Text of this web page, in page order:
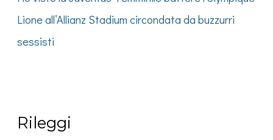
Lione all’Allianz Stadium circondata da buzzurri
sessisti
Rileggi